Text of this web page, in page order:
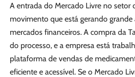
A entrada do Mercado Livre no setor
movimento que está gerando grande
mercados financeiros. A compra da
do processo, e a empresa está
plataforma de vendas de
eficiente e acessível. Se o Mercado